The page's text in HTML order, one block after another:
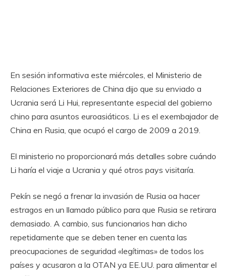
En sesión informativa este miércoles, el Ministerio de
Relaciones Exteriores de China dijo que su enviado a
Ucrania será Li Hui, representante especial del gobierno
chino para asuntos euroasiáticos. Li es el exembajador de
China en Rusia, que ocupó el cargo de 2009 a 2019.
El ministerio no proporcionará más detalles sobre cuándo
Li haría el viaje a Ucrania y qué otros pays visitaría.
Pekín se negó a frenar la invasión de Rusia oa hacer
estragos en un llamado público para que Rusia se retirara
demasiado. A cambio, sus funcionarios han dicho
repetidamente que se deben tener en cuenta las
preocupaciones de seguridad «legítimas» de todos los
países y acusaron a la OTAN ya EE.UU. para alimentar el